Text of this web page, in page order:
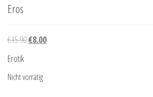
Eros
€15.90Ursprünglicher Preis war: €15.90
€8.00Aktueller Preis ist: €8.00.
Erotik
Nicht vorrätig